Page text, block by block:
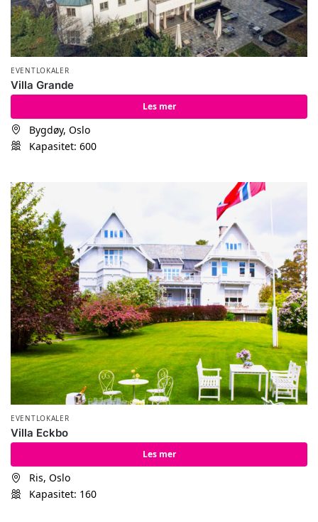
EVENTLOKALER
Villa Grande
Les mer
Bygdøy, Oslo
Kapasitet: 600
EVENTLOKALER
Villa Eckbo
Les mer
Ris, Oslo
Kapasitet: 160